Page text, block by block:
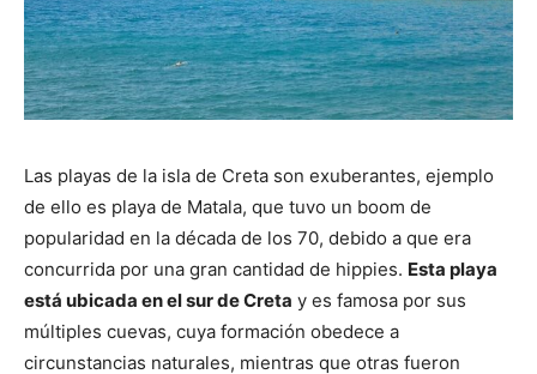
Las playas de la isla de Creta son exuberantes, ejemplo
de ello es playa de Matala, que tuvo un boom de
popularidad en la década de los 70, debido a que era
concurrida por una gran cantidad de hippies. Esta playa
está ubicada en el sur de Creta y es famosa por sus
múltiples cuevas, cuya formación obedece a
circunstancias naturales, mientras que otras fueron